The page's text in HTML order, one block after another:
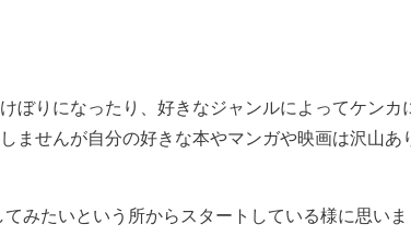
ぼりになったり、好きなジャンルによってケンカ
ませんが自分の好きな本やマンガや映画は沢山あ
みたいという所からスタートしている様に思いま